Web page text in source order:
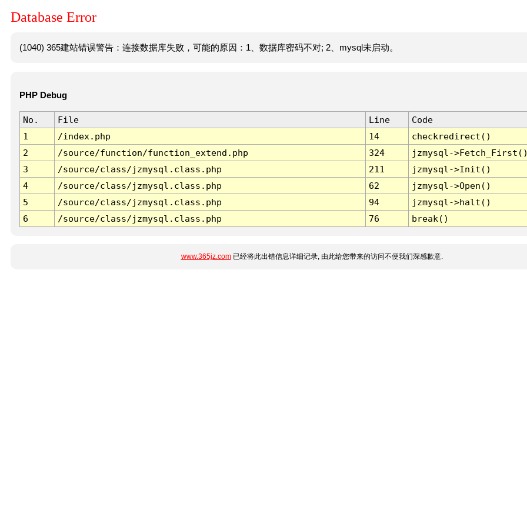
Database Error
(1040) 365建站错误警告：连接数据库失败，可能的原因：1、数据库密码不对; 2、mysql未启动。
PHP Debug
No. File Line
Code
1
/index.php 14
checkredirect()
2
/source/function/function_extend.php 324
jzmysql-
3
/source/class/jzmysql.class.php 211
jzmysql->Init()
4
/source/class/jzmysql.class.php 62
jzmysql->Open()
5
/source/class/jzmysql.class.php 94
jzmysql->halt()
6
/source/class/jzmysql.class.php 76 break()
www.365jz.com已经将此出错信息详细记录, 由此给您带来的访问不便我们深感歉意.